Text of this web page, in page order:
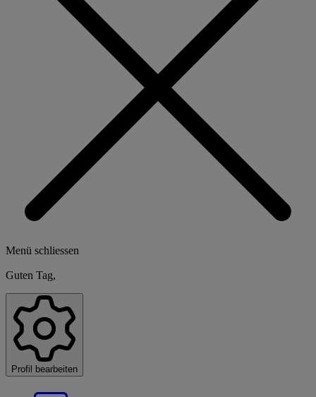
Menü schliessen
Guten Tag,
Profil bearbeiten